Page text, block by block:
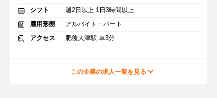
シフト
週2日以上 1日3時間以上
雇用形態
アルバイト・パート
アクセス
肥後大津駅 車3分
この企業の求人一覧を見る